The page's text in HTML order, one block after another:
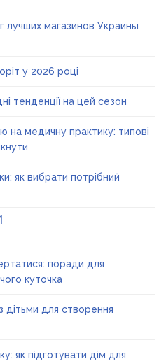
лучших магазинов Украины
у 2026 році
тенденції на цей сезон
на медичну практику: типові
як вибрати потрібний
поради для
куточка
дітьми для створення
як підготувати дім для